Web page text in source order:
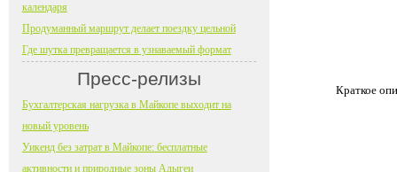
Краткое
календаря
Продуманный маршрут делает поездку цельной
Где шутка превращается в узнаваемый формат
Пресс-релизы
Бухгалтерская нагрузка в Майкопе выходит на
новый уровень
Уикенд без затрат в Майкопе: бесплатные
активности и природные зоны Адыгеи